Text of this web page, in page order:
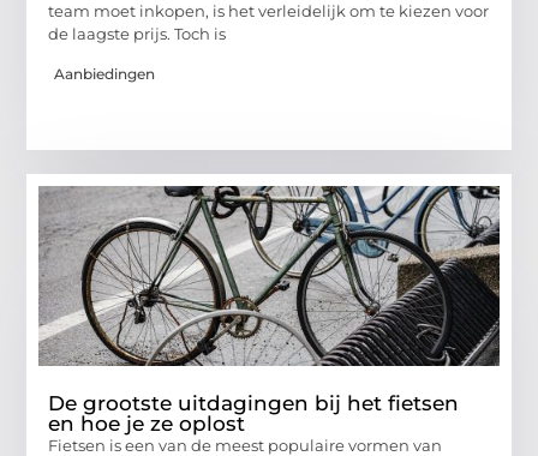
team moet inkopen, is het verleidelijk om te kiezen voor
de laagste prijs. Toch is
Aanbiedingen
De grootste uitdagingen bij het fietsen
en hoe je ze oplost
Fietsen is een van de meest populaire vormen van